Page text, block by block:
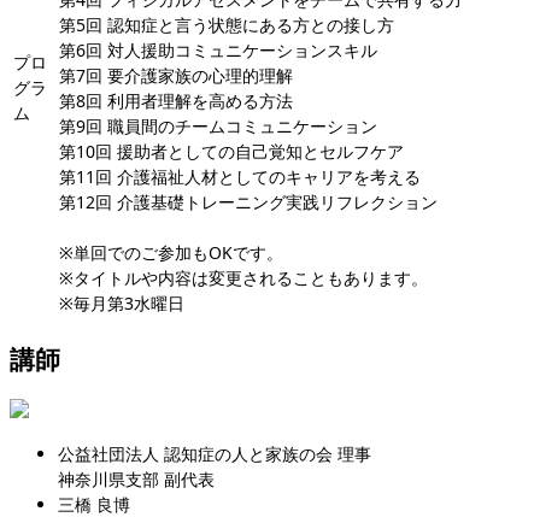
プロ
グラ
ム
第5回 認知症と言う状態にある方との接し方
第6回 対人援助コミュニケーションスキル
第7回 要介護家族の心理的理解
第8回 利用者理解を高める方法
第9回 職員間のチームコミュニケーション
第10回 援助者としての自己覚知とセルフケア
第11回 介護福祉人材としてのキャリアを考える
第12回 介護基礎トレーニング実践リフレクション
※単回でのご参加もOKです。
※タイトルや内容は変更されることもあります。
※毎月第3水曜日
講師
公益社団法人 認知症の人と家族の会 理事
神奈川県支部 副代表
三橋 良博